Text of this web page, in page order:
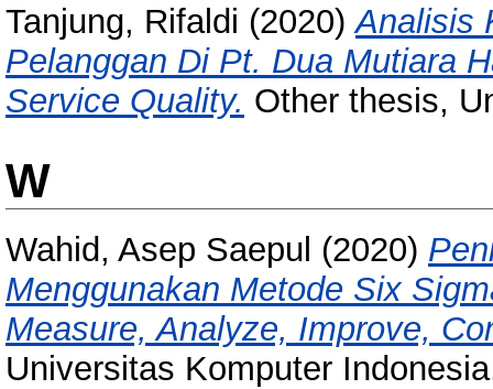
Tanjung, Rifaldi (2020)Analisis
Pelanggan Di Pt. Dua Mutiara
Service Quality. Other thesis,
W
Wahid, Asep Saepul (2020)
Menggunakan Metode Six
Measure, Analyze, Improve,
Universitas Komputer